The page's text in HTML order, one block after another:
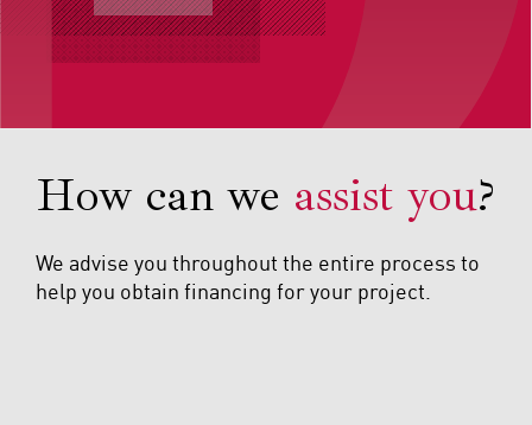
How can we assist you?
We advise you throughout the entire process to
help you obtain financing for your project.